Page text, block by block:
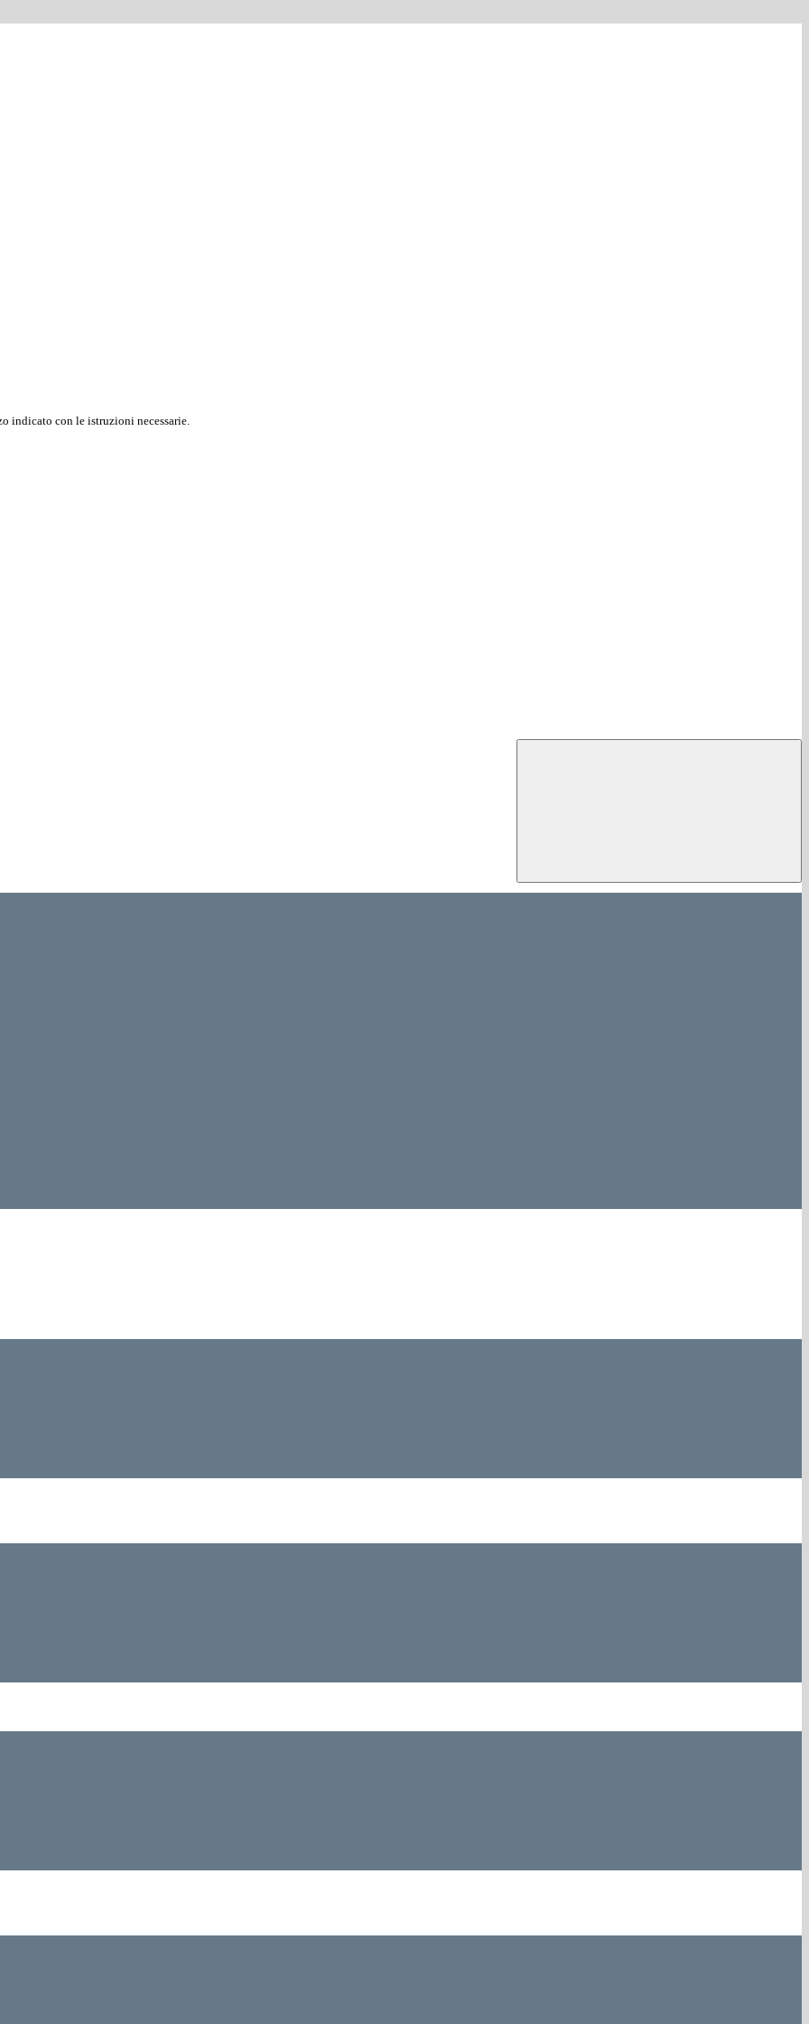
indicato con le istruzioni necessarie.